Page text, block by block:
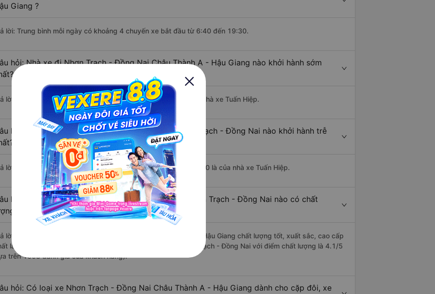
Giang ?
lời: Trung bình mỗi ngày có khoảng 4 chuyến xe bắt đầu từ 6:40 đến 19:30.
hỏi: Nhà xe đi Nhơn Trạch - Đồng Nai Châu Thành A - Hậu Giang nào khởi hành sớm
lời: Chuyến xe có giờ xuất phát sớm nhất vào lúc 6:40 là của nhà xe Tuấn Hiệp.
hỏi: Nhà xe đi Châu Thành A - Hậu Giang từ Nhơn Trạch - Đồng Nai nào khởi hành trễ
lời: Chuyến xe có giờ xuất phát trễ (muộn) nhất là vào lúc 19:30 là của nhà xe Tuấn Hiệp.
hỏi: Review xe đi Châu Thành A - Hậu Giang từ Nhơn Trạch - Đồng Nai nào có chất
tốt, xuất sắc, cao cấp nhất?
lời: Những hãng xe đi Nhơn Trạch - Đồng Nai Châu Thành A - Hậu Giang chất lượng tốt, xuất sắc, cao cấp
là nhà xe Tuấn Hiệp đi Châu Thành A - Hậu Giang từ Nhơn Trạch - Đồng Nai với điểm chất lượng là 4.1/5
trên 1658 đánh giá của khách hàng).
hỏi: Có loại xe Nhơn Trạch - Đồng Nai Châu Thành A - Hậu Giang dành cho cặp đôi, xe